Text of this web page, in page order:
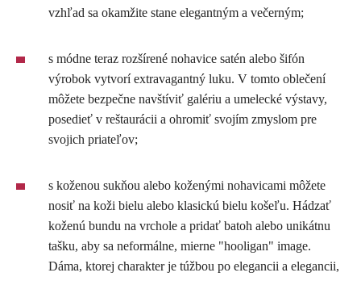
vzhľad sa okamžite stane elegantným a večerným;
s módne teraz rozšírené nohavice satén alebo šifón
výrobok vytvorí extravagantný luku. V tomto oblečení
môžete bezpečne navštíviť galériu a umelecké výstavy,
posedieť v reštaurácii a ohromiť svojím zmyslom pre
svojich priateľov;
s koženou sukňou alebo koženými nohavicami môžete
nosiť na koži bielu alebo klasickú bielu košeľu. Hádzať
koženú bundu na vrchole a pridať batoh alebo unikátnu
tašku, aby sa neformálne, mierne "hooligan" image.
Dáma, ktorej charakter je túžbou po elegancii a elegancii,